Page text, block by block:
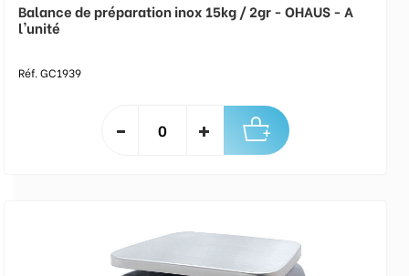
Balance de préparation inox 15kg / 2gr - OHAUS - A
l'unité
Réf. GC1939